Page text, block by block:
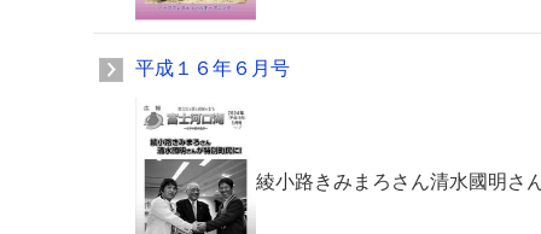
平成１６年６月号
綾小路きみまろさん清水國明さ